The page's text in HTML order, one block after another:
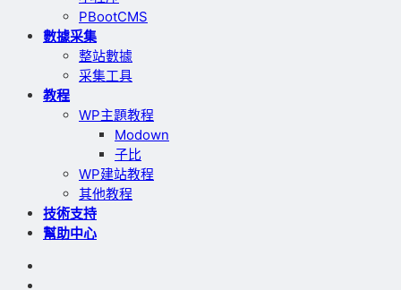
PBootCMS
數據采集
整站數據
采集工具
教程
WP主題教程
Modown
子比
WP建站教程
其他教程
技術支持
幫助中心